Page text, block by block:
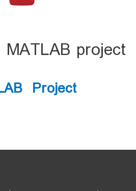
MATLAB project
Project